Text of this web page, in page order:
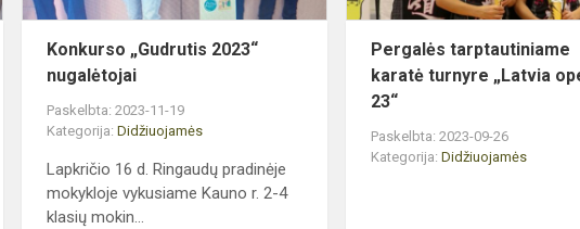
Konkurso „Gudrutis 2023“
nugalėtojai
Paskelbta: 2023-11-19
Kategorija:Didžiuojamės
Lapkričio 16 d. Ringaudų pradinėje
mokykloje vykusiame Kauno r. 2-4
klasių mokin...
Pergalės tarptautiniame
karatė turnyre „Latvia
23“
Paskelbta: 2023-09-26
Kategorija:Didžiuojamės